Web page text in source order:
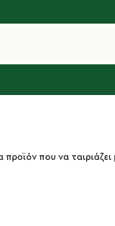
προϊόν που να